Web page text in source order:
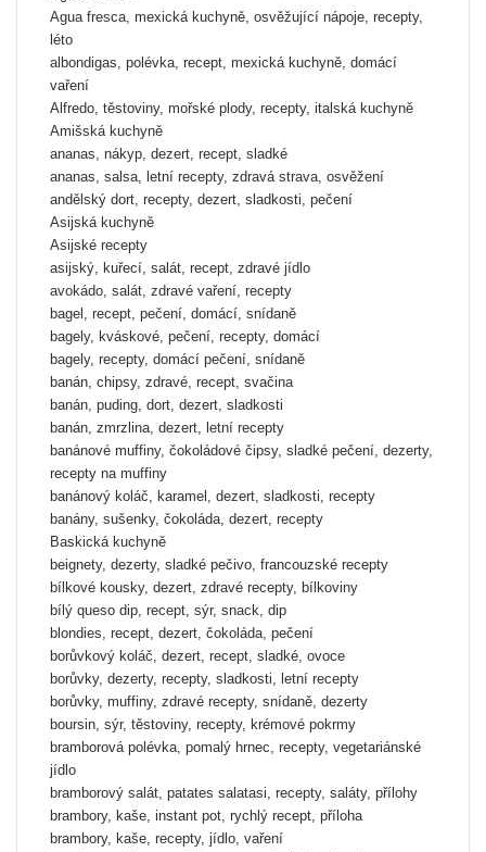
Agua fresca, mexická kuchyně, osvěžující nápoje, recepty,
léto
albondigas, polévka, recept, mexická kuchyně, domácí
vaření
Alfredo, těstoviny, mořské plody, recepty, italská kuchyně
Amišská kuchyně
ananas, nákyp, dezert, recept, sladké
ananas, salsa, letní recepty, zdravá strava, osvěžení
andělský dort, recepty, dezert, sladkosti, pečení
Asijská kuchyně
Asijské recepty
asijský, kuřecí, salát, recept, zdravé jídlo
avokádo, salát, zdravé vaření, recepty
bagel, recept, pečení, domácí, snídaně
bagely, kváskové, pečení, recepty, domácí
bagely, recepty, domácí pečení, snídaně
banán, chipsy, zdravé, recept, svačina
banán, puding, dort, dezert, sladkosti
banán, zmrzlina, dezert, letní recepty
banánové muffiny, čokoládové čipsy, sladké pečení, dezerty,
recepty na muffiny
banánový koláč, karamel, dezert, sladkosti, recepty
banány, sušenky, čokoláda, dezert, recepty
Baskická kuchyně
beignety, dezerty, sladké pečivo, francouzské recepty
bílkové kousky, dezert, zdravé recepty, bílkoviny
bílý queso dip, recept, sýr, snack, dip
blondies, recept, dezert, čokoláda, pečení
borůvkový koláč, dezert, recept, sladké, ovoce
borůvky, dezerty, recepty, sladkosti, letní recepty
borůvky, muffiny, zdravé recepty, snídaně, dezerty
boursin, sýr, těstoviny, recepty, krémové pokrmy
bramborová polévka, pomalý hrnec, recepty, vegetariánské
jídlo
bramborový salát, patates salatasi, recepty, saláty, přílohy
brambory, kaše, instant pot, rychlý recept, příloha
brambory, kaše, recepty, jídlo, vaření